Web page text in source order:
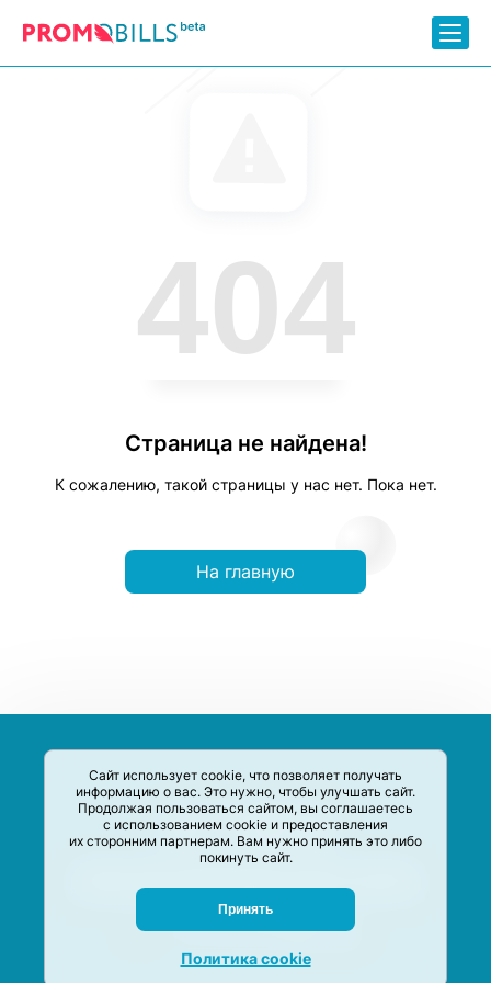
Сайт использует cookie, что позволяет получать
информацию о вас. Это нужно, чтобы улучшать сайт.
Продолжая пользоваться сайтом, вы соглашаетесь
с использованием cookie и предоставления
их сторонним партнерам. Вам нужно принять это либо
покинуть сайт.
Принять
Политика cookie
404
Страница не найдена!
К сожалению, такой страницы у нас нет. Пока нет.
На главную
систематизации акций и скидок на товары и услуги в РФ
Задать вопрос
© M-Social production 2020 –2026